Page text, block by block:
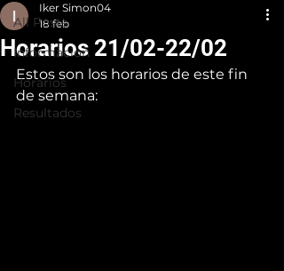
All Posts
Informacion
Horarios
Resultados
Horarios 21/02-22/02
Iker Simon04
18 feb
Estos son los horarios de este fin
de semana: